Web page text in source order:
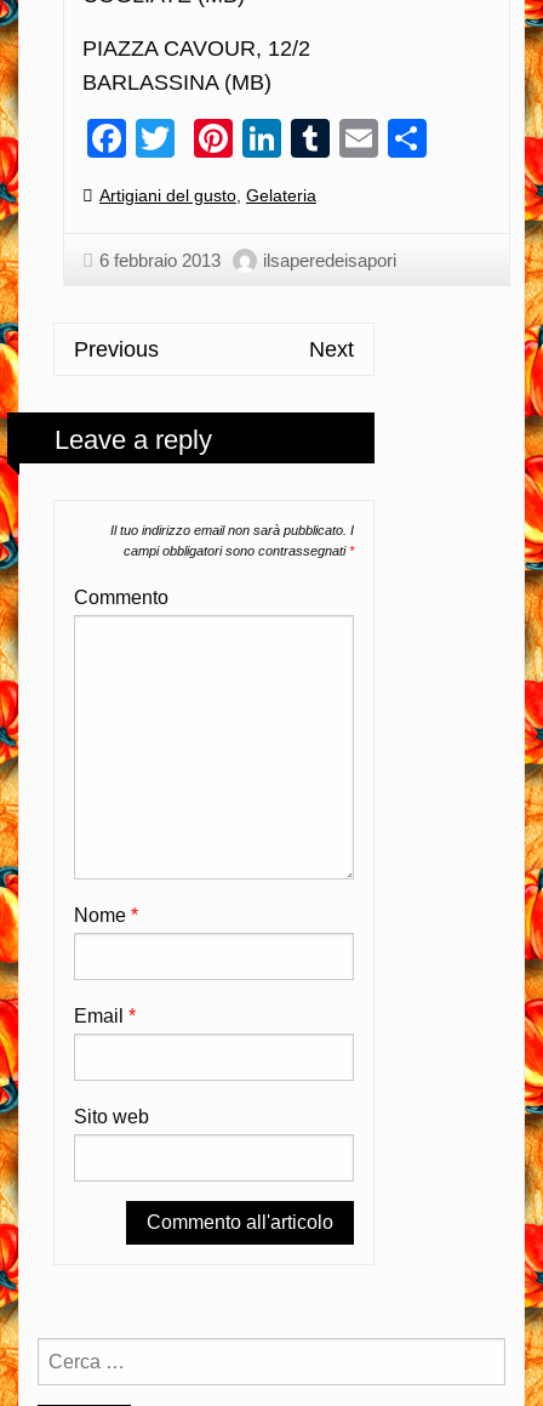
PIAZZA CAVOUR, 12/2
BARLASSINA (MB)
Facebook
TwitterPinterest
LinkedIn
Tumblr
Email
Categories:
Artigiani del gusto Gelateria
6 febbraio 2013 ilsaperedeisapori
Previous Next
Leave a reply
Il tuo indirizzo email non sarà pubblicato. I
campi obbligatori sono contrassegnati*
Commento
Nome *
Email *
Sito web